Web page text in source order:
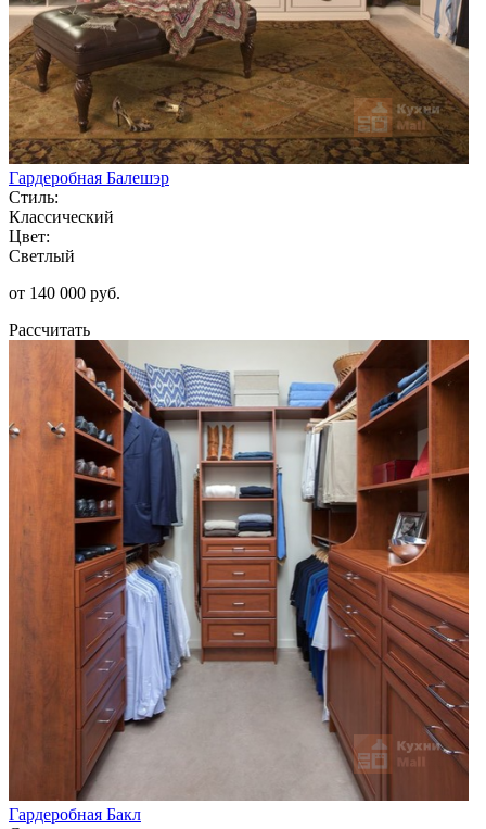
Гардеробная Балешэр
Стиль:
Классический
Цвет:
Светлый
от 140 000 руб.
Рассчитать
Гардеробная Бакл